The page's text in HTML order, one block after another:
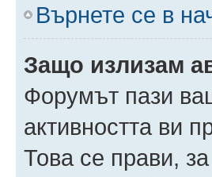
Върнете се в
Защо излизам
Форумът пази
активността ви
Това се прави,